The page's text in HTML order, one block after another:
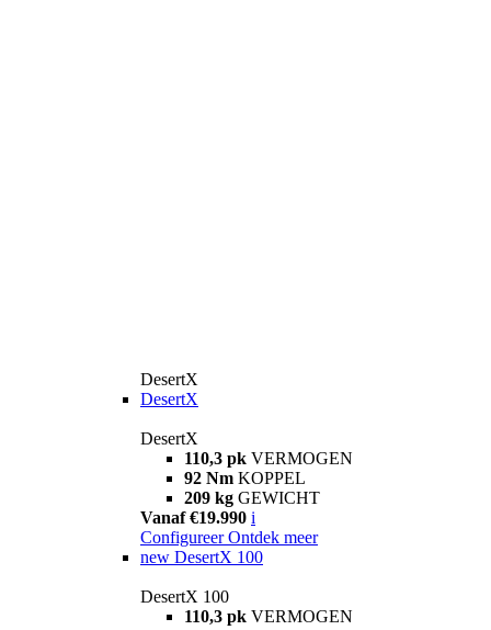
DesertX
DesertX
DesertX
110,3 pk VERMOGEN
92 Nm KOPPEL
209 kg GEWICHT
Vanaf €19.990 i
Configureer Ontdek meer
new DesertX 100
DesertX 100
110,3 pk VERMOGEN